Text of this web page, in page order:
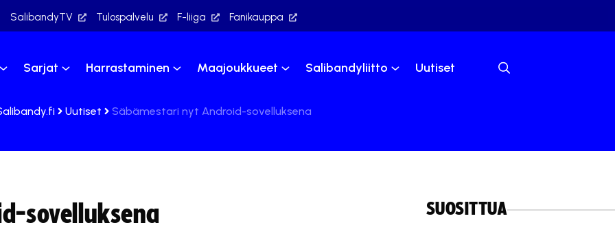
SalibandyTV Tulospalvelu F-liiga Fanikauppa
Sarjat Harrastaminen Maajoukkueet Salibandyliitto Uutiset
Uutiset Säbämestari nyt Android-sovelluksena
sovelluksena SUOSITTUA